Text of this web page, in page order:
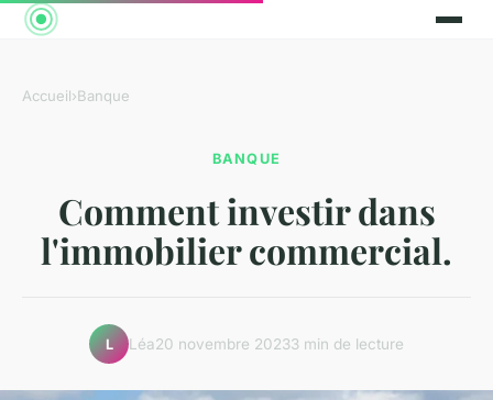
Accueil›Banque
BANQUE
Comment investir dans
l'immobilier commercial.
L Léa20 novembre 20233 min de lecture